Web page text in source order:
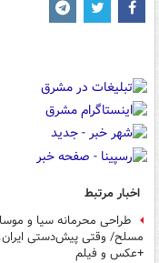
اخبار مرتبط
طراحی محرمانه سیا و
مسلح/ وقتی پیش‌دستی ایران،
+عکس و فیلم